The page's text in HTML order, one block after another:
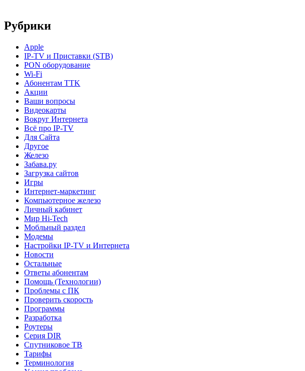
Рубрики
Apple
IP-TV и Приставки (STB)
PON оборудование
Wi-Fi
Абонентам TTK
Акции
Ваши вопросы
Видеокарты
Вокруг Интернета
Всё про IP-TV
Для Сайта
Другое
Железо
Забава.ру
Загрузка сайтов
Игры
Интернет-маркетинг
Компьютерное железо
Личный кабинет
Мир Hi-Tech
Мобльный раздел
Модемы
Настройки IP-TV и Интернета
Новости
Остальные
Ответы абонентам
Помощь (Технологии)
Проблемы с ПК
Проверить скорость
Программы
Разработка
Роутеры
Серия DIR
Спутниковое ТВ
Тарифы
Терминология